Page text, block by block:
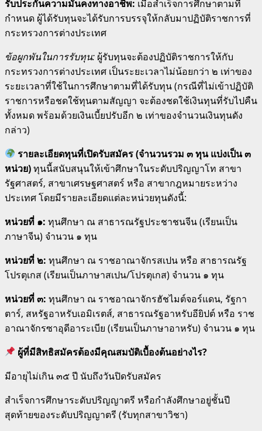
รับประกันความมั่นคงทางอาชีพ: เมื่อสำเร็จการศึกษาตามที่
กำหนด ผู้ได้รับทุนจะได้รับการบรรจุให้กลับมาปฏิบัติราชการที่
กระทรวงการต่างประเทศ
ข้อผูกพันในการรับทุน: ผู้รับทุนจะต้องปฏิบัติราชการให้กับ
กระทรวงการต่างประเทศ เป็นระยะเวลาไม่น้อยกว่า ๒ เท่าของ
ระยะเวลาที่ใช้ในการศึกษาตามที่ได้รับทุน(กรณีที่ไม่เข้าปฏิบัติ
ราชการหรือชดใช้ทุนตามสัญญา จะต้องชดใช้เงินทุนที่รับไปคืน
ทั้งหมด พร้อมด้วยเงินเบี้ยปรับอีก ๒ เท่าของจำนวนเงินทุนดัง
กล่าว)
รายละเอียดทุนที่เปิดรับสมัคร (จำนวนรวม ๓ ทุน แบ่งเป็น ๓
หน่วย)ทุนนี้สนับสนุนให้เข้าศึกษาในระดับปริญญาโท สาขา
รัฐศาสตร์, สาขาเศรษฐศาสตร์ หรือ สาขากฎหมายระหว่าง
ประเทศโดยมีรายละเอียดแต่ละหน่วยทุนดังนี้:
หน่วยที่ ๑: ทุนศึกษา ณ สาธารณรัฐประชาชนจีน (เรียนเป็น
ภาษาจีน) จำนวน ๑ ทุน
หน่วยที่ ๒: ทุนศึกษา ณ ราชอาณาจักรสเปน หรือ สาธารณรัฐ
โปรตุเกส (เรียนเป็นภาษาสเปน/โปรตุเกส) จำนวน ๑ ทุน
หน่วยที่ ๓: ทุนศึกษา ณ ราชอาณาจักรฮัชไมต์จอร์แดน, รัฐกา
ตาร์, สหรัฐอาหรับเอมิเรตส์, สาธารณรัฐอาหรับอียิปต์ หรือ ราช
อาณาจักรซาอุดีอาระเบีย (เรียนเป็นภาษาอาหรับ) จำนวน ๑ ทุน
ผู้ที่มีสิทธิสมัครต้องมีคุณสมบัติเบื้องต้นอย่างไร?
มีอายุไม่เกิน ๓๕ ปี นับถึงวันปิดรับสมัคร
สำเร็จการศึกษาระดับปริญญาตรี หรือกำลังศึกษาอยู่ชั้นปี
สุดท้ายของระดับปริญญาตรี (รับทุกสาขาวิชา)